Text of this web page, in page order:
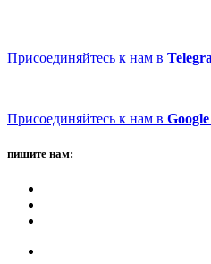
Присоединяйтесь к нам в
Присоединяйтесь к нам в
пишите нам: